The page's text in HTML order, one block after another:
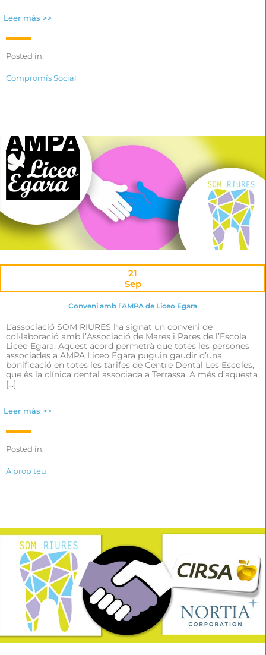
Leer más >>
Posted in:
Compromís Social
21
Sep
Conveni amb l’AMPA de Liceo Egara
L’associació SOM RIURES ha signat un conveni de
col·laboració amb l’Associació de Mares i Pares de l’Escola
Liceo Egara. Aquest acord permetrà que totes les persones
associades a AMPA Liceo Egara puguin gaudir d’una
bonificació en totes les tarifes de Centre Dental Les Escoles,
que és la clínica dental associada a Terrassa. A més d’aquesta
[…]
Leer más >>
Posted in:
A prop teu